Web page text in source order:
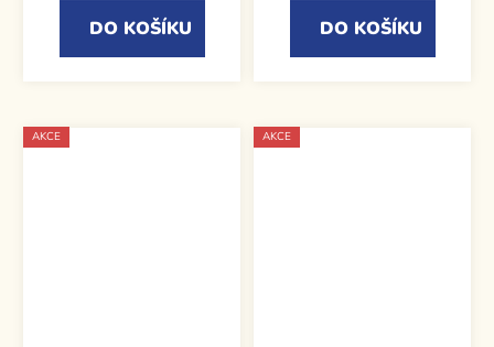
DO KOŠÍKU DO KOŠÍKU
AKCE AKCE